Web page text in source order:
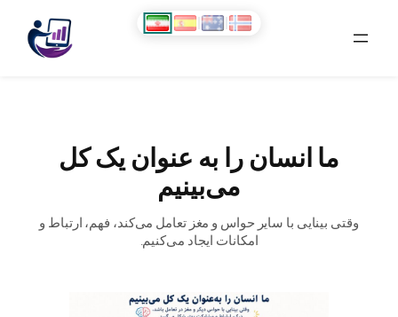
ما انسان را به عنوان یک کل
می‌بینیم
وقتی بینایی با سایر حواس و مغز تعامل می‌کند، فهم، ارتباط و
امکانات ایجاد می‌کنیم.